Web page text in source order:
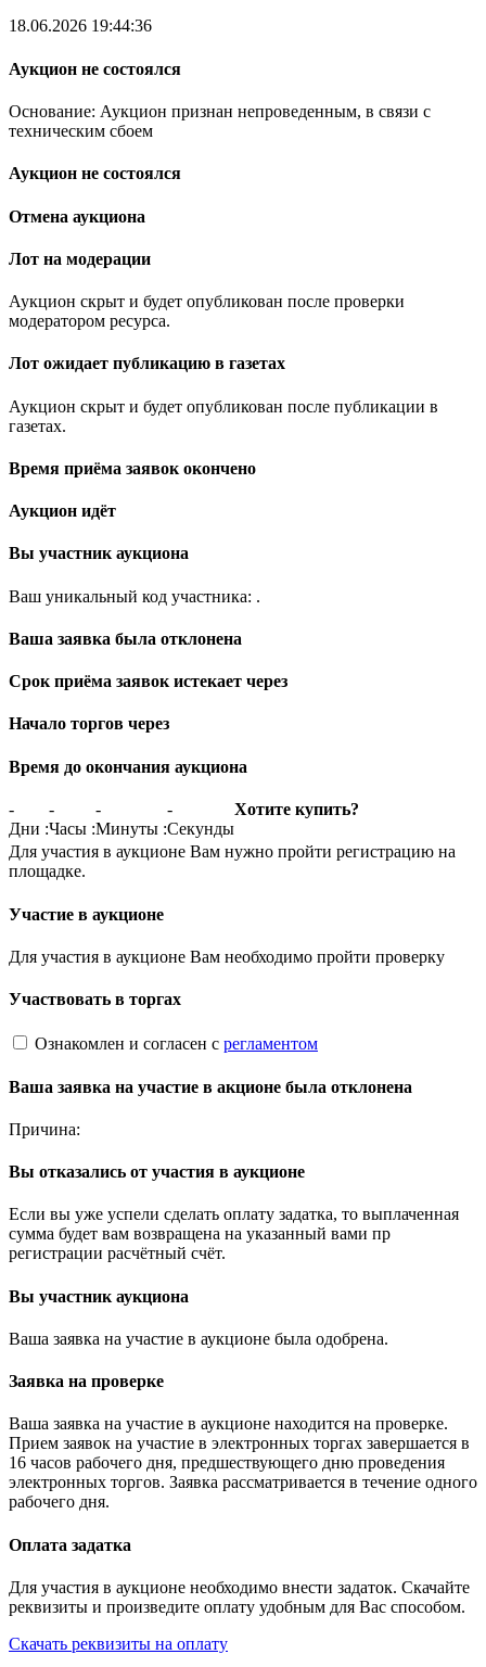
18.06.2026 19:44:36
Аукцион не состоялся
Основание: Аукцион признан непроведенным, в связи с
техническим сбоем
Аукцион не состоялся
Отмена аукциона
Лот на модерации
Аукцион скрыт и будет опубликован после проверки
модератором ресурса.
Лот ожидает публикацию в газетах
Аукцион скрыт и будет опубликован после публикации в
газетах.
Время приёма заявок окончено
Аукцион идёт
Вы участник аукциона
Ваш уникальный код участника: .
Ваша заявка была отклонена
Срок приёма заявок истекает через
Начало торгов через
Время до окончания аукциона
-
Дни :
-
Часы :
-
Минуты :
-
Секунды
Хотите купить?
Для участия в аукционе Вам нужно пройти регистрацию на
площадке.
Участие в аукционе
Для участия в аукционе Вам необходимо пройти проверку
Участвовать в торгах
Ознакомлен и согласен с регламентом
Ваша заявка на участие в акционе была отклонена
Причина:
Вы отказались от участия в аукционе
Если вы уже успели сделать оплату задатка, то выплаченная
сумма будет вам возвращена на указанный вами пр
регистрации расчётный счёт.
Вы участник аукциона
Ваша заявка на участие в аукционе была одобрена.
Заявка на проверке
Ваша заявка на участие в аукционе находится на проверке.
Прием заявок на участие в электронных торгах завершается в
16 часов рабочего дня, предшествующего дню проведения
электронных торгов. Заявка рассматривается в течение одного
рабочего дня.
Оплата задатка
Для участия в аукционе необходимо внести задаток. Скачайте
реквизиты и произведите оплату удобным для Вас способом.
Скачать реквизиты на оплату